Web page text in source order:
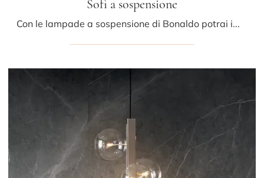
Sofì a sospensione
Con le lampade a sospensione di Bonaldo potrai impreziosire i tuoi spazi: clicca e scopri l'Illuminazione design Sofì a sospensione!